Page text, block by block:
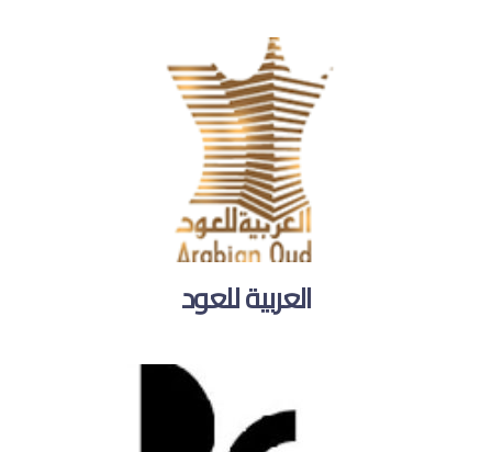
العربية للعود